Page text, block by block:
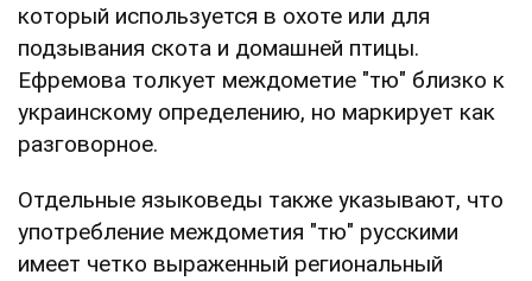
который используется в охоте или для
подзывания скота и домашней птицы.
Ефремова толкует междометие "тю" близко к
украинскому определению, но маркирует как
разговорное.
Отдельные языковеды также указывают, что
употребление междометия "тю" русскими
имеет четко выраженный региональный